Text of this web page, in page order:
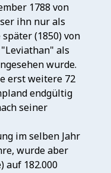
1788 von
ihn nur als
(1850) von
als
wurde.
erst weitere 72
endgültig
seiner
im selben Jahr
wurde aber
auf 182.000